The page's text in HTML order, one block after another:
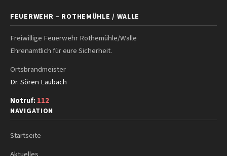
FEUERWEHR – ROTHEMÜHLE / WALLE
Freiwillige Feuerwehr Rothemühle/Walle
Ehrenamtlich für eure Sicherheit.
Ortsbrandmeister
Dr. Sören Laubach
Notruf:112
NAVIGATION
Startseite